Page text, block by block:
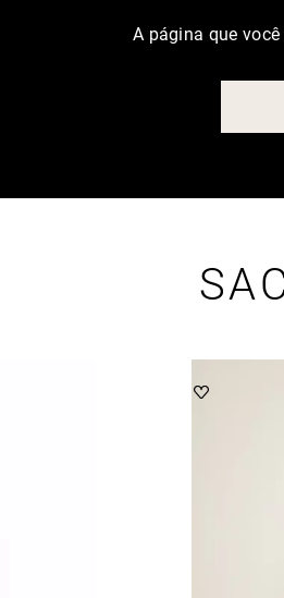
A página que